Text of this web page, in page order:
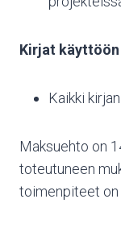
Kirjat
Kaikki
Maksuehto on
toteutuneen
toimenpiteet